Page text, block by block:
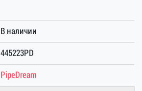
В наличии
445223PD
PipeDream